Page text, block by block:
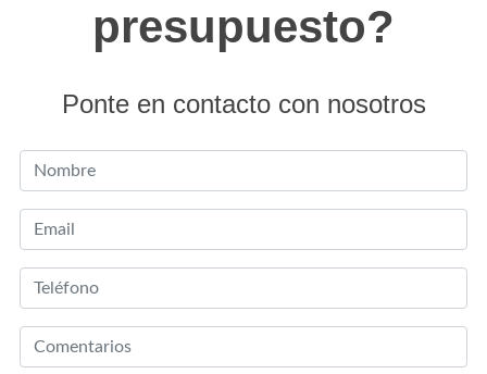
presupuesto?
Ponte en contacto con nosotros